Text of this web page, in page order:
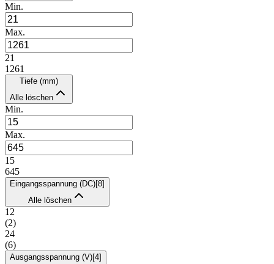
Min.
Max.
21
1261
Tiefe (mm)
Alle löschen
Min.
Max.
15
645
Eingangsspannung (DC)[8]
Alle löschen
12
(2)
24
(6)
Ausgangsspannung (V)[4]